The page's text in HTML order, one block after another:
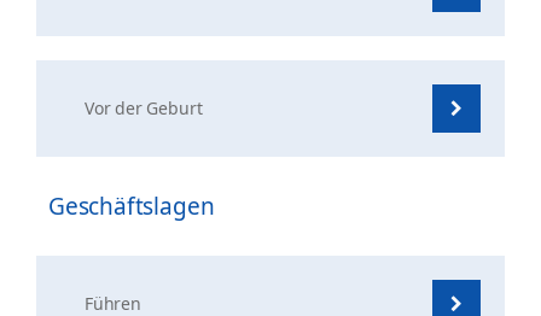
Vor der Geburt
Geschäftslagen
Führen